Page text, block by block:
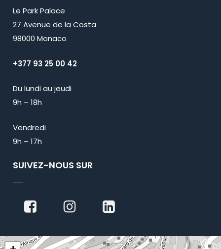
Le Park Palace
27 Avenue de la Costa
98000 Monaco
+377 93 25 00 42
Du lundi au jeudi
9h – 18h
Vendredi
9h – 17h
SUIVEZ-NOUS SUR